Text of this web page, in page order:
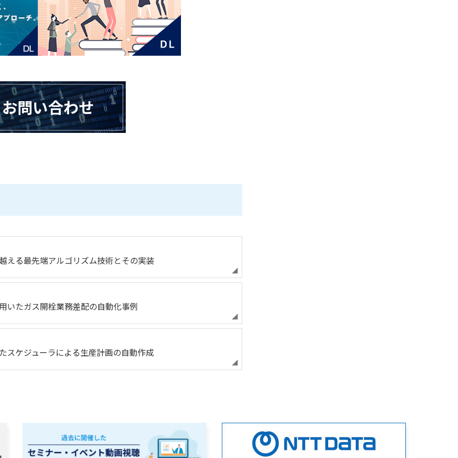
お問い合わせ
える最先端アルゴリズム技術とその実装
いたガス開栓業務差配の自動化事例
スケジューラによる生産計画の自動作成